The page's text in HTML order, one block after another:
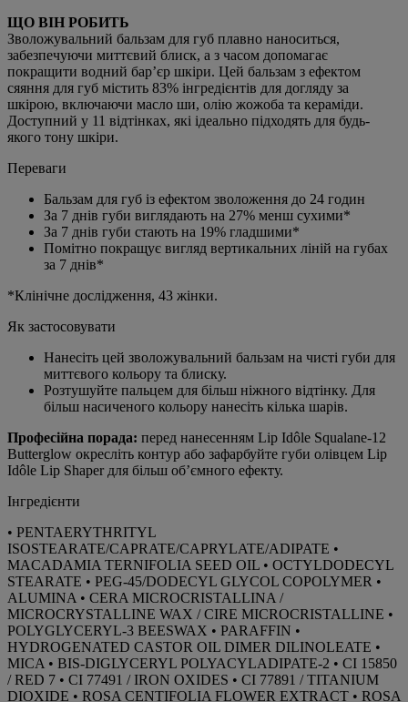
ЩО ВІН РОБИТЬ
Зволожувальний бальзам для губ плавно наноситься,
забезпечуючи миттєвий блиск, а з часом допомагає
покращити водний бар’єр шкіри. Цей бальзам з ефектом
сяяння для губ містить 83% інгредієнтів для догляду за
шкірою, включаючи масло ши, олію жожоба та кераміди.
Доступний у 11 відтінках, які ідеально підходять для будь-
якого тону шкіри.
Переваги
Бальзам для губ із ефектом зволоження до 24 годин
За 7 днів губи виглядають на 27% менш сухими*
За 7 днів губи стають на 19% гладшими*
Помітно покращує вигляд вертикальних ліній на губах
за 7 днів*
*Клінічне дослідження, 43 жінки.
Як застосовувати
Нанесіть цей зволожувальний бальзам на чисті губи для
миттєвого кольору та блиску.
Розтушуйте пальцем для більш ніжного відтінку. Для
більш насиченого кольору нанесіть кілька шарів.
Професійна порада: перед нанесенням Lip Idôle Squalane-12
Butterglow окресліть контур або зафарбуйте губи олівцем Lip
Idôle Lip Shaper для більш об’ємного ефекту.
Інгредієнти
• PENTAERYTHRITYL
ISOSTEARATE/CAPRATE/CAPRYLATE/ADIPATE •
MACADAMIA TERNIFOLIA SEED OIL • OCTYLDODECYL
STEARATE • PEG-45/DODECYL GLYCOL COPOLYMER •
ALUMINA • CERA MICROCRISTALLINA /
MICROCRYSTALLINE WAX / CIRE MICROCRISTALLINE •
POLYGLYCERYL-3 BEESWAX • PARAFFIN •
HYDROGENATED CASTOR OIL DIMER DILINOLEATE •
MICA • BIS-DIGLYCERYL POLYACYLADIPATE-2 • CI 15850
/ RED 7 • CI 77491 / IRON OXIDES • CI 77891 / TITANIUM
DIOXIDE • ROSA CENTIFOLIA FLOWER EXTRACT • ROSA